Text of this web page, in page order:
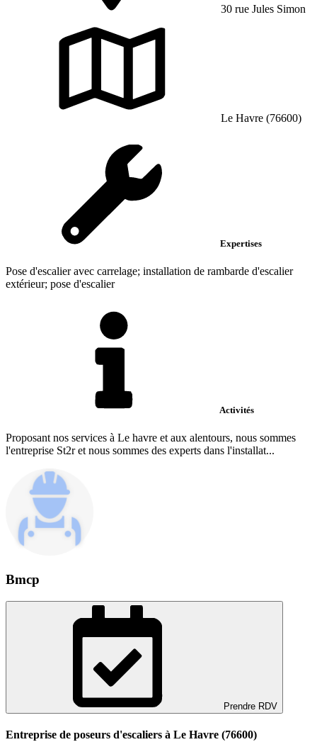
30 rue Jules Simon
Le Havre (76600)
Expertises
Pose d'escalier avec carrelage; installation de rambarde d'escalier
extérieur; pose d'escalier
Activités
Proposant nos services à Le havre et aux alentours, nous sommes
l'entreprise St2r et nous sommes des experts dans l'installat...
Bmcp
Prendre RDV
Entreprise de poseurs d'escaliers à Le Havre (76600)